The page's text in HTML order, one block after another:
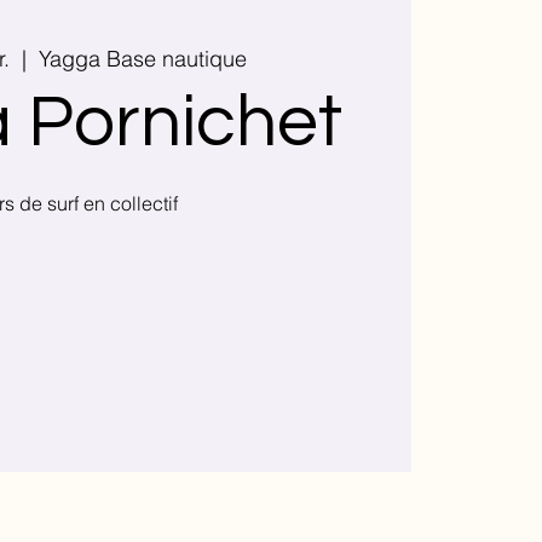
  |
Yagga Base nautique
Pornichet
de surf en collectif